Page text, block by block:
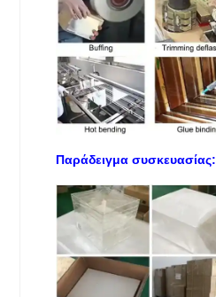
Παράδειγμα συσκευασίας: